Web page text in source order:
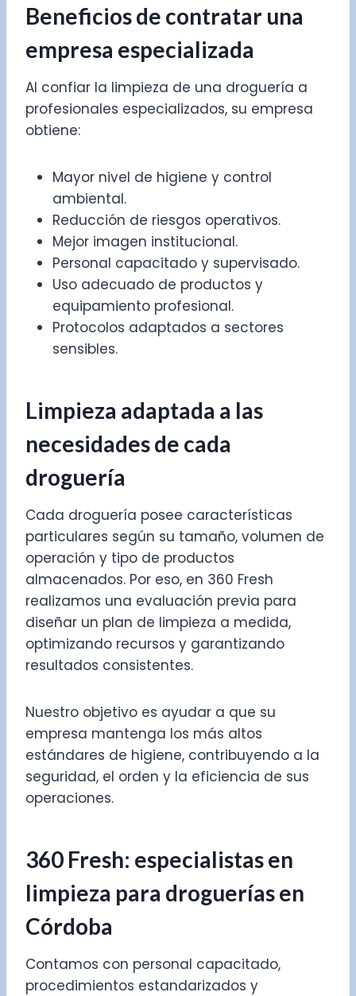
Beneficios de contratar una
empresa especializada
Al confiar la limpieza de una droguería a
profesionales especializados, su empresa
obtiene:
Mayor nivel de higiene y control
ambiental.
Reducción de riesgos operativos.
Mejor imagen institucional.
Personal capacitado y supervisado.
Uso adecuado de productos y
equipamiento profesional.
Protocolos adaptados a sectores
sensibles.
Limpieza adaptada a las
necesidades de cada
droguería
Cada droguería posee características
particulares según su tamaño, volumen de
operación y tipo de productos
almacenados. Por eso, en 360 Fresh
realizamos una evaluación previa para
diseñar un plan de limpieza a medida,
optimizando recursos y garantizando
resultados consistentes.
Nuestro objetivo es ayudar a que su
empresa mantenga los más altos
estándares de higiene, contribuyendo a la
seguridad, el orden y la eficiencia de sus
operaciones.
360 Fresh: especialistas en
limpieza para droguerías en
Córdoba
Contamos con personal capacitado,
procedimientos estandarizados y